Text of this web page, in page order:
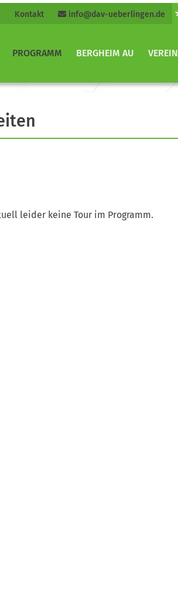
Kontakt info@dav-ueberlingen.de
PROGRAMM BERGHEIM AU
leider keine Tour im Programm.